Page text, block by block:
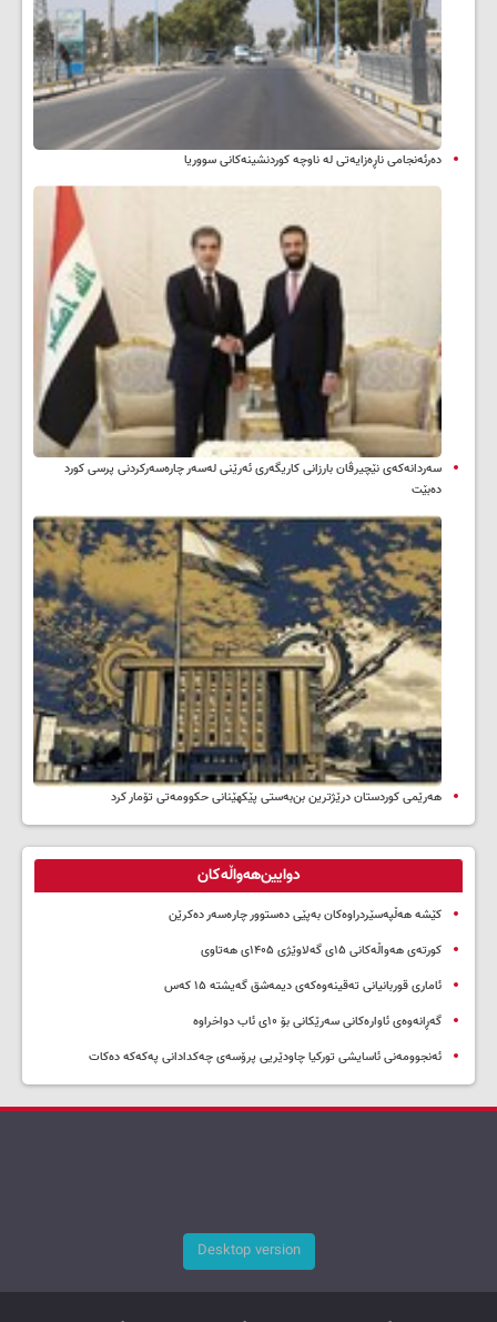
دەرئەنجامی ناڕەزایەتی لە ناوچە کوردنشینەکانی سووریا
سه‌ردانه‌کەی نێچیرڤان بارزانی كاریگه‌ری ئه‌رێنی له‌سه‌ر چاره‌سه‌ركردنی پرسی كورد
ده‌بێت
هەرێمی کوردستان درێژترین بن‌بەستی پێکهێنانی حکوومەتی تۆمار کرد
دوایین‌هەواڵەکان
کێشە هەڵپەسێردراوەکان بەپێی دەستوور چارەسەر دەکرێن
کورتەی هەواڵەکانی ۱۵ی گەلاوێژی ۱۴۰۵ی هەتاوی
ئاماری قوربانیانی تەقینەوەکەی دیمەشق گەیشتە ۱۵ کەس
گەڕانەوەی ئاوارەکانی سەرێکانی بۆ ۱۰ی ئاب دواخراوە
ئەنجوومەنی ئاسایشی تورکیا چاودێریی پرۆسەی چەکدادانی پەکەکە دەکات
Desktop version